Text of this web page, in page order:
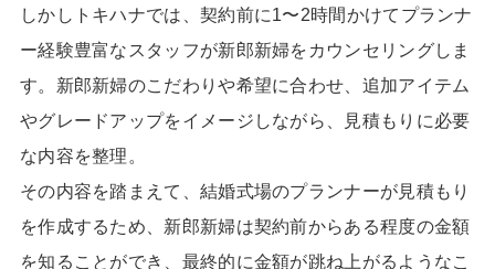
しかしトキハナでは、契約前に1〜2時間かけてプランナ
ー経験豊富なスタッフが新郎新婦をカウンセリングしま
す。新郎新婦のこだわりや希望に合わせ、追加アイテム
やグレードアップをイメージしながら、見積もりに必要
な内容を整理。
その内容を踏まえて、結婚式場のプランナーが見積もり
を作成するため、新郎新婦は契約前からある程度の金額
を知ることができ、最終的に金額が跳ね上がるようなこ